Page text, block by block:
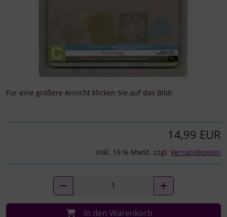
Für eine größere Ansicht klicken Sie auf das Bild!
14,99 EUR
inkl. 19 % MwSt. zzgl. Versandkosten
In den Warenkorb